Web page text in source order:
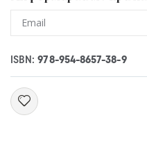
ISBN:978-954-8657-38-9